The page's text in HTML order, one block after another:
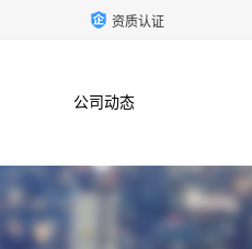
资质认证
公司动态